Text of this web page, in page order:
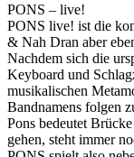
PONS – live!
PONS live! ist die
& Nah Dran aber
Nachdem sich die
Keyboard und
musikalischen
Bandnamens folgen
Pons bedeutet
gehen, steht immer